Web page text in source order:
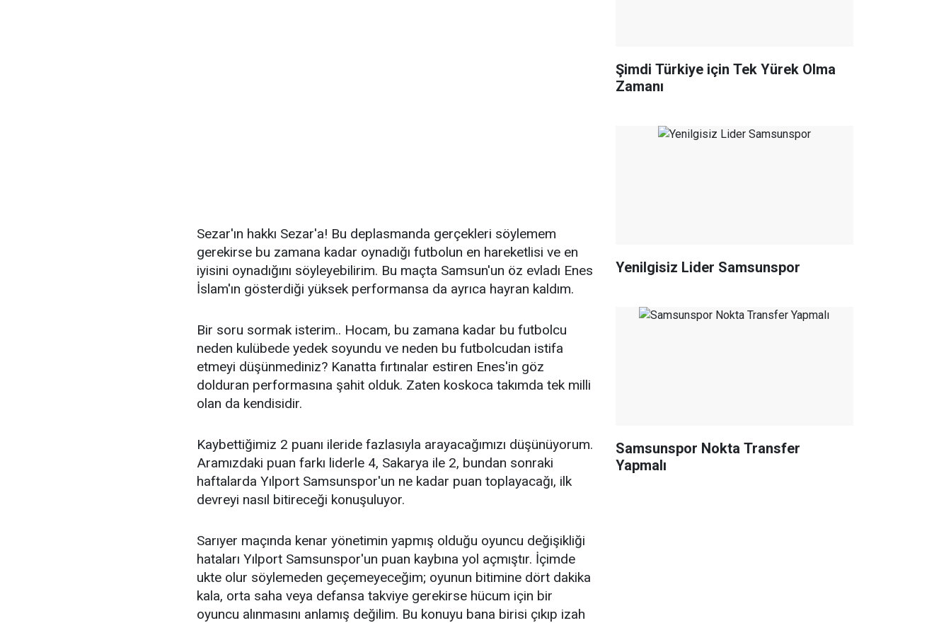
Sezar'ın hakkı Sezar'a! Bu deplasmanda gerçekleri söylemem
gerekirse bu zamana kadar oynadığı futbolun en hareketlisi ve en
iyisini oynadığını söyleyebilirim. Bu maçta Samsun'un öz evladı Enes
İslam'ın gösterdiği yüksek performansa da ayrıca hayran kaldım.
Bir soru sormak isterim.. Hocam, bu zamana kadar bu futbolcu
neden kulübede yedek soyundu ve neden bu futbolcudan istifa
etmeyi düşünmediniz? Kanatta fırtınalar estiren Enes'in göz
dolduran performasına şahit olduk. Zaten koskoca takımda tek milli
olan da kendisidir.
Kaybettiğimiz 2 puanı ileride fazlasıyla arayacağımızı düşünüyorum.
Aramızdaki puan farkı liderle 4, Sakarya ile 2, bundan sonraki
haftalarda Yılport Samsunspor'un ne kadar puan toplayacağı, ilk
devreyi nasıl bitireceği konuşuluyor.
Sarıyer maçında kenar yönetimin yapmış olduğu oyuncu değişikliği
hataları Yılport Samsunspor'un puan kaybına yol açmıştır. İçimde
ukte olur söylemeden geçemeyeceğim; oyunun bitimine dört dakika
kala, orta saha veya defansa takviye gerekirse hücum için bir
oyuncu alınmasını anlamış değilim. Bu konuyu bana birisi çıkıp izah
Şimdi Türkiye için Tek Yürek Olma
Zamanı
Yenilgisiz Lider Samsunspor
Samsunspor Nokta Transfer
Yapmalı